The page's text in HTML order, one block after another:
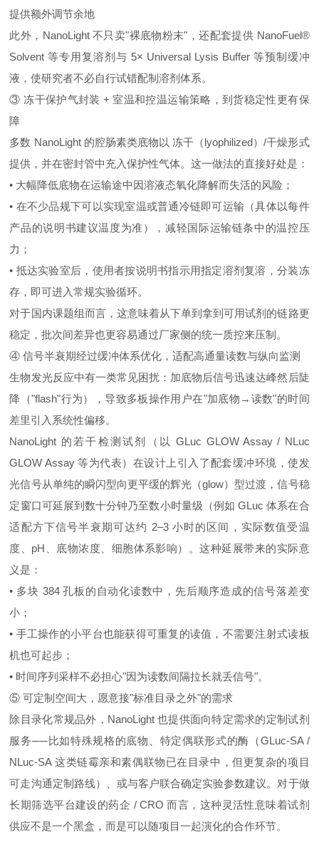
提供额外调节余地
此外，NanoLight 不只卖"裸底物粉末"，还配套提供 NanoFuel®
Solvent 等专用复溶剂与 5× Universal Lysis Buffer 等预制缓冲
液，使研究者不必自行试错配制溶剂体系。
③ 冻干保护气封装 + 室温和控温运输策略，到货稳定性更有保
障
多数 NanoLight 的腔肠素类底物以 冻干（lyophilized）/干燥形式
提供，并在密封管中充入保护性气体。这一做法的直接好处是：
• 大幅降低底物在运输途中因溶液态氧化降解而失活的风险；
• 在不少品规下可以实现室温或普通冷链即可运输（具体以每件
产品的说明书建议温度为准），减轻国际运输链条中的温控压
力；
• 抵达实验室后，使用者按说明书指示用指定溶剂复溶，分装冻
存，即可进入常规实验循环。
对于国内课题组而言，这意味着从下单到拿到可用试剂的链路更
稳定，批次间差异也更容易通过厂家侧的统一质控来压制。
④ 信号半衰期经过缓冲体系优化，适配高通量读数与纵向监测
生物发光反应中有一类常见困扰：加底物后信号迅速达峰然后陡
降（"flash"行为），导致多板操作用户在"加底物→读数"的时间
差里引入系统性偏移。
NanoLight 的若干检测试剂（以 GLuc GLOW Assay / NLuc
GLOW Assay 等为代表）在设计上引入了配套缓冲环境，使发
光信号从单纯的瞬闪型向更平缓的辉光（glow）型过渡，信号稳
定窗口可延展到数十分钟乃至数小时量级（例如 GLuc 体系在合
适配方下信号半衰期可达约 2–3 小时的区间，实际数值受温
度、pH、底物浓度、细胞体系影响）。这种延展带来的实际意
义是：
• 多块 384 孔板的自动化读数中，先后顺序造成的信号落差变
小；
• 手工操作的小平台也能获得可重复的读值，不需要注射式读板
机也可起步；
• 时间序列采样不必担心"因为读数间隔拉长就丢信号"。
⑤ 可定制空间大，愿意接"标准目录之外"的需求
除目录化常规品外，NanoLight 也提供面向特定需求的定制试剂
服务──比如特殊规格的底物、特定偶联形式的酶（GLuc‑SA /
NLuc‑SA 这类链霉亲和素偶联物已在目录中，但更复杂的项目
可走沟通定制路线）、或与客户联合确定实验参数建议。对于做
长期筛选平台建设的药企 / CRO 而言，这种灵活性意味着试剂
供应不是一个黑盒，而是可以随项目一起演化的合作环节。